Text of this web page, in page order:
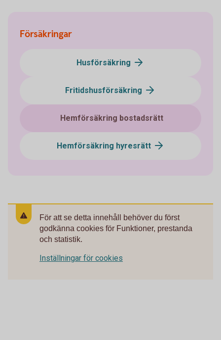
Försäkringar
Husförsäkring
Fritidshusförsäkring
Hemförsäkring bostadsrätt
Hemförsäkring hyresrätt
För att se detta innehåll behöver du först
godkänna cookies för Funktioner, prestanda
och statistik.
Inställningar för cookies